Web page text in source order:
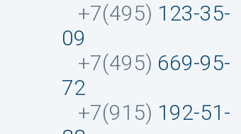
+7(495) 123-35-
09
+7(495) 669-95-
72
+7(915) 192-51-